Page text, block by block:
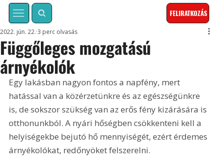
FELIRATKOZÁS
Függőleges mozgatású
árnyékolók
2022. jún. 22. 3 perc olvasás
Egy lakásban nagyon fontos a napfény, mert
hatással van a közérzetünkre és az egészségünkre
is, de sokszor szükség van az erős fény kizárására is
otthonunkból. A nyári hőségben csökkenteni kell a
helyiségekbe bejutó hő mennyiségét, ezért érdemes
árnyékolókat, redőnyöket felszerelni.